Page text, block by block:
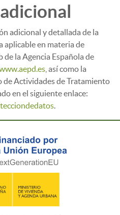
adicional y detallada de la
aplicable en materia de
la Agencia Española de
, así como la
de Actividades de Tratamiento
en el siguiente enlace:
.